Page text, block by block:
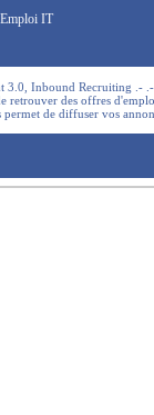
Emploi IT
3.0, Inbound Recruiting .-
retrouver des offres
de diffuser vos